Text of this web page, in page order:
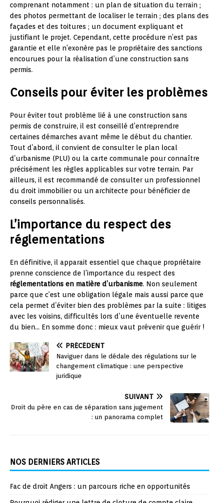
comprenant notamment : un plan de situation du terrain ;
des photos permettant de localiser le terrain ; des plans des
façades et des toitures ; un document expliquant et
justifiant le projet. Cependant, cette procédure n’est pas
garantie et elle n’exonère pas le propriétaire des sanctions
encourues pour la réalisation d’une construction sans
permis.
Conseils pour éviter les problèmes
Pour éviter tout problème lié à une construction sans
permis de construire, il est conseillé d’entreprendre
certaines démarches avant même le début du chantier.
Tout d’abord, il convient de consulter le plan local
d’urbanisme (PLU) ou la carte communale pour connaître
précisément les règles applicables sur votre terrain. Par
ailleurs, il est recommandé de consulter un professionnel
du droit immobilier ou un architecte pour bénéficier de
conseils personnalisés.
L’importance du respect des
réglementations
En définitive, il apparait essentiel que chaque propriétaire
prenne conscience de l’importance du respect des
réglementations en matière d’urbanisme. Non seulement
parce que c’est une obligation légale mais aussi parce que
cela permet d’éviter bien des problèmes par la suite : litiges
avec les voisins, difficultés lors d’une éventuelle revente
du bien… En somme donc : mieux vaut prévenir que guérir !
PRÉCÉDENT
Naviguer dans le dédale des régulations sur le
changement climatique : une perspective
juridique
SUIVANT
Droit du père en cas de séparation sans jugement
: un panorama complet
NOS DERNIERS ARTICLES
Fac de droit Angers : un parcours riche en opportunités